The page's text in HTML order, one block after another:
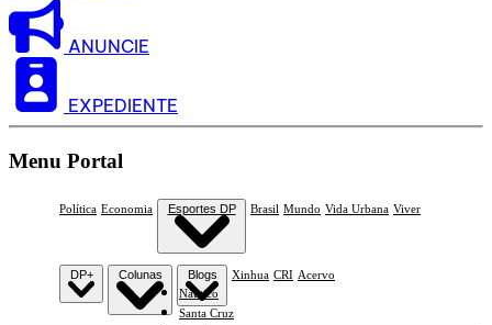
ANUNCIE
EXPEDIENTE
Menu Portal
Política Economia Esportes DP
Náutico
Santa Cruz
Brasil Mundo Vida Urbana Viver
DP+ Colunas Blogs Xinhua CRI Acervo